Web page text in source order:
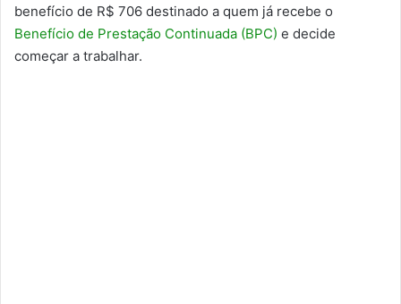
benefício de R$ 706 destinado a quem já recebe o
Benefício de Prestação Continuada (BPC) e decide
começar a trabalhar.